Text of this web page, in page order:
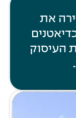
את
העיסוק